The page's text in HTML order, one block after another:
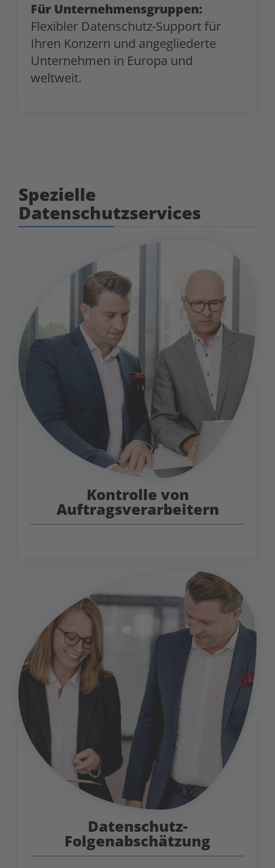
Für Unternehmensgruppen:
Flexibler Datenschutz-Support für
Ihren Konzern und angegliederte
Unternehmen in Europa und
weltweit.
Spezielle
Datenschutzservices
Kontrolle von
Auftragsverarbeitern
Datenschutz-
Folgenabschätzung